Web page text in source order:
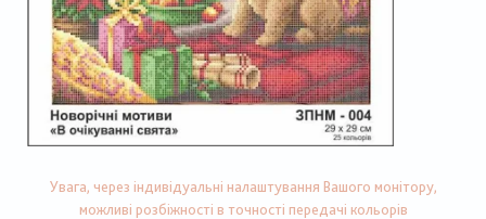
Увага, через індивідуальні налаштування Вашого монітору,
можливі розбіжності в точності передачі кольорів